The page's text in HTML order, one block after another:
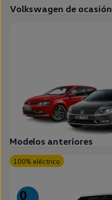
Volkswagen de ocasión
Modelos anteriores
100% eléctrico